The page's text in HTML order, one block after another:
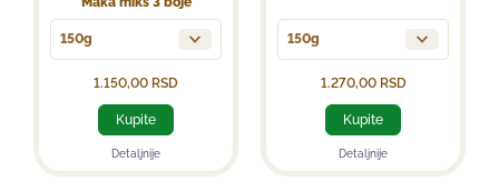
150g
1.150,00 RSD
Kupite
Detaljnije
150g
1.270,00 RSD
Kupite
Detaljnije